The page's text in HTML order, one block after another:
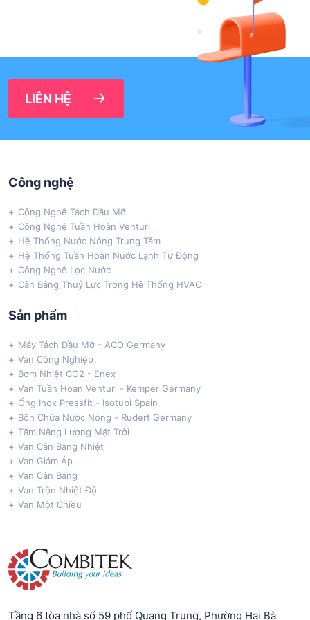
LIÊN HỆ
Công nghệ
Công Nghệ Tách Dầu Mỡ
Công Nghệ Tuần Hoàn Venturi
Hệ Thống Nước Nóng Trung Tâm
Hệ Thống Tuần Hoàn Nước Lạnh Tự Động
Công Nghệ Lọc Nước
Cân Bằng Thuỷ Lực Trong Hệ Thống HVAC
Sản phẩm
Máy Tách Dầu Mỡ - ACO Germany
Van Công Nghiệp
Bơm Nhiệt CO2 - Enex
Van Tuần Hoàn Venturi - Kemper Germany
Ống Inox Pressfit - Isotubi Spain
Bồn Chứa Nước Nóng - Rudert Germany
Tấm Năng Lượng Mặt Trời
Van Cân Bằng Nhiệt
Van Giảm Áp
Van Cân Bằng
Van Trộn Nhiệt Độ
Van Một Chiều
Tầng 6 tòa nhà số 59 phố Quang Trung, Phường Hai Bà